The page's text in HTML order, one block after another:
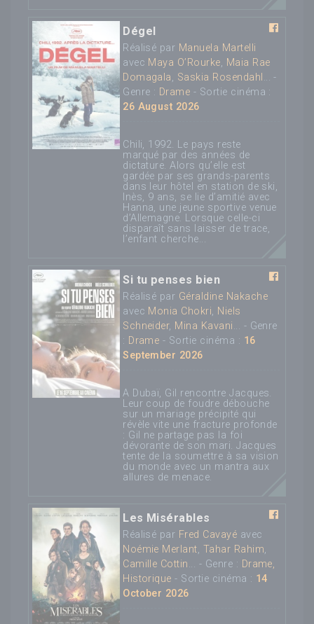
Dégel
Réalisé par Manuela Martelli
avec Maya O’Rourke, Maia Rae
Domagala, Saskia Rosendahl ... -
Genre : Drame - Sortie cinéma :
26 August 2026
Chili, 1992. Le pays reste
marqué par des années de
dictature. Alors qu’elle est
gardée par ses grands-parents
dans leur hôtel en station de ski,
Inès, 9 ans, se lie d’amitié avec
Hanna, une jeune sportive venue
d’Allemagne. Lorsque celle-ci
disparaît sans laisser de trace,
l’enfant cherche...
Si tu penses bien
Réalisé par Géraldine Nakache
avec Monia Chokri, Niels
Schneider, Mina Kavani... - Genre
: Drame - Sortie cinéma : 16
September 2026
A Dubaï, Gil rencontre Jacques.
Leur coup de foudre débouche
sur un mariage précipité qui
révèle vite une fracture profonde
: Gil ne partage pas la foi
dévorante de son mari. Jacques
tente de la soumettre à sa vision
du monde avec un mantra aux
allures de menace.
Les Misérables
Réalisé par Fred Cavayé avec
Noémie Merlant, Tahar Rahim,
Camille Cottin... - Genre : Drame,
Historique - Sortie cinéma : 14
October 2026